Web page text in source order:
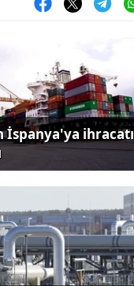
İspanya'ya ihracatı